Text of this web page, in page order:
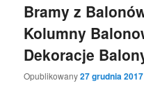
Bramy z
Kolumny
Dekoracje
Opublikowany27 grudnia 2017